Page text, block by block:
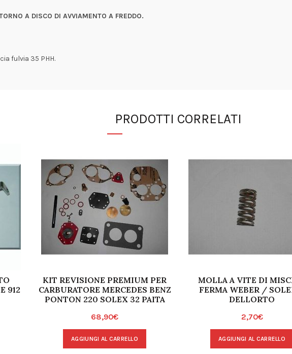
A DISCO DI AVVIAMENTO A FREDDO.
fulvia 35 PHH.
PRODOTTI CORRELATI
912
KIT REVISIONE PREMIUM PER
CARBURATORE MERCEDES BENZ
PONTON 220 SOLEX 32 PAITA
68,90€
AGGIUNGI AL CARRELLO
MOLLA A VITE DI
FERMA WEBER /
DELLORTO
2,70€
AGGIUNGI AL CARRELLO